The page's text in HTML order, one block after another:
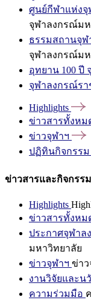
ศูนย์กีฬาแห่ง
จุฬาลงกรณ์ม
ธรรมสถานจุ
จุฬาลงกรณ์ม
อุทยาน 100 ปี
จุฬาลงกรณ์ร
Highlights
ข่าวสารทั้งหม
ข่าวจุฬาฯ
ปฏิทินกิจกรรม
ข่าวสารและกิจกรรม
Highlights
ข่าวสารทั้งหม
ประกาศจุฬาล
มหาวิทยาลัย
ข่าวจุฬาฯ ข่าว
งานวิจัยและน
ความร่วมมือ